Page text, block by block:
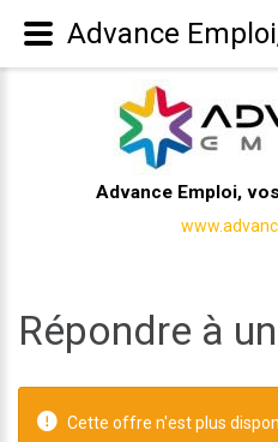
Advance Emploi,
Répondre à
Cette offre n'est plus
Advance